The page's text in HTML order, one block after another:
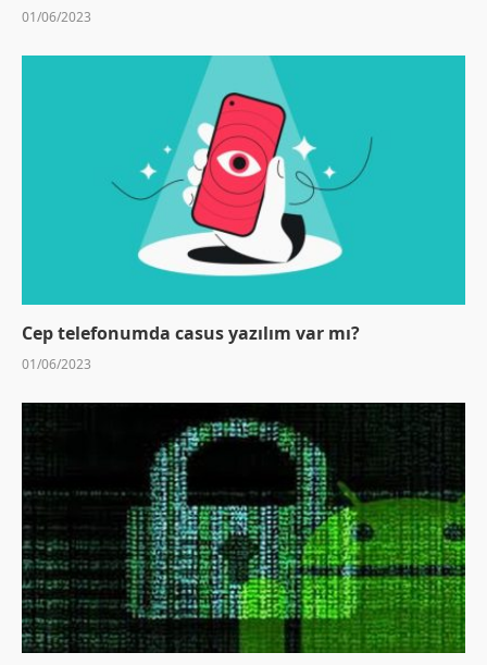
01/06/2023
Cep telefonumda casus yazılım var mı?
01/06/2023